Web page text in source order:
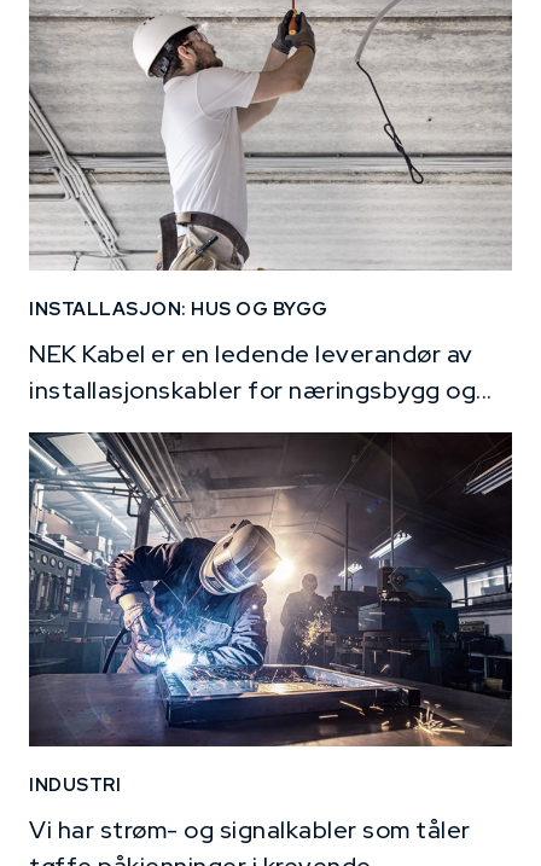
INSTALLASJON: HUS OG BYGG
NEK Kabel er en ledende leverandør av
installasjonskabler for næringsbygg og...
INDUSTRI
Vi har strøm- og signalkabler som tåler